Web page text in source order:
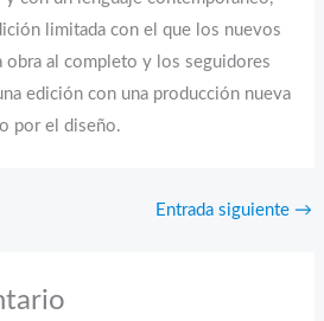
limitada con el que los nuevos
obra al completo y los seguidores
edición con una producción nueva
por el diseño.
Entrada siguiente →